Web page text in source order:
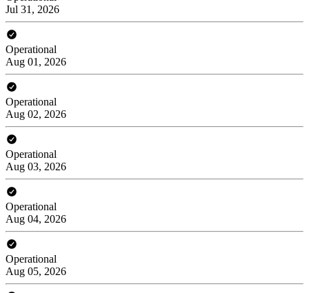
Jul 31, 2026
Operational
Aug 01, 2026
Operational
Aug 02, 2026
Operational
Aug 03, 2026
Operational
Aug 04, 2026
Operational
Aug 05, 2026